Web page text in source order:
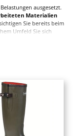
ausgesetzt.
Materialien
Sie bereits beim
Umfeld Sie sich
Kälte stellt andere
durch den Wald zur
oder schmerzende
Revier und andere
Fieldsports finden Sie
und Jagdstiefel.